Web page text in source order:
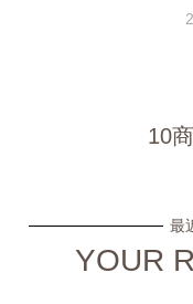
10
最
YOUR